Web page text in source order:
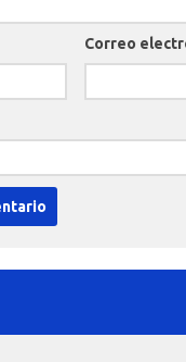
Correo